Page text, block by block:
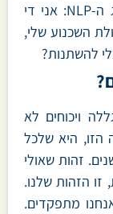
על שאלתו של דביר, קורא ותיק של בלוג ה-NLP: אני די
השכנוע שלי,
להשתנות?
ויכוחים לא
הזו, היא שלכל
זהות שאולי
הזהות שלנו.
מתפקדים.